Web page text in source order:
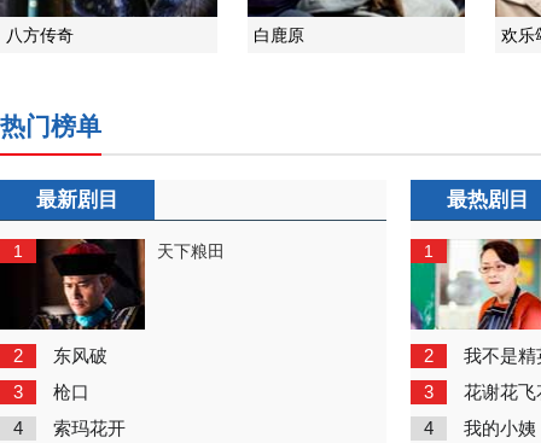
八方传奇 白鹿原 欢乐
热门榜单
最新剧目
1 天下粮田
2 东风破
3 枪口
4 索玛花开
最热剧目
1
2 我不是精
3 花谢花飞
4 我的小姨